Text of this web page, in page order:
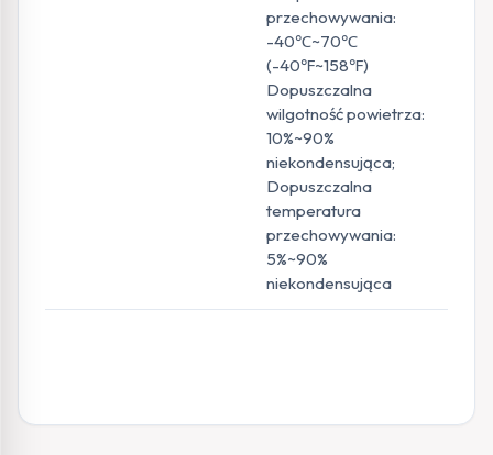
przechowywania:
-40℃~70℃
(-40℉~158℉)
Dopuszczalna
wilgotność powietrza:
10%~90%
niekondensująca;
Dopuszczalna
temperatura
przechowywania:
5%~90%
niekondensująca